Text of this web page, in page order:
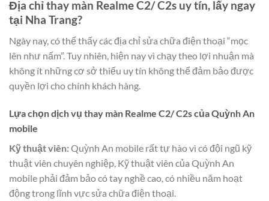
Địa chỉ thay màn Realme C2/ C2s uy tín, lấy ngay
tại Nha Trang?
Ngày nay, có thể thấy các địa chỉ sửa chữa điện thoại “mọc
lên như nấm”. Tuy nhiên, hiện nay vì chạy theo lợi nhuận mà
không ít những cơ sở thiếu uy tín không thể đảm bảo được
quyền lợi cho chính khách hàng.
Lựa chọn dịch vụ thay màn Realme C2/ C2s của Quỳnh An
mobile
Kỹ thuật viên:Quỳnh An mobile rất tự hào vì có đội ngũ kỹ
thuật viên chuyên nghiệp, Kỹ thuật viên của Quỳnh An
mobile phải đảm bảo có tay nghề cao, có nhiều năm hoạt
động trong lĩnh vực sửa chữa điện thoại.